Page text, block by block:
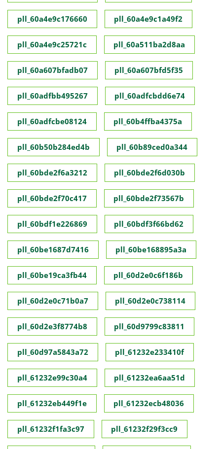
pll_60a4e9c176660 pll_60a4e9c1a49f2
pll_60a4e9c25721c pll_60a511ba2d8aa
pll_60a607bfadb07 pll_60a607bfd5f35
pll_60adfbb495267 pll_60adfcbdd6e74
pll_60adfcbe08124 pll_60b4ffba4375a
pll_60b50b284ed4b pll_60b89ced0a344
pll_60bde2f6a3212 pll_60bde2f6d030b
pll_60bde2f70c417 pll_60bde2f73567b
pll_60bdf1e226869 pll_60bdf3f66bd62
pll_60be1687d7416 pll_60be168895a3a
pll_60be19ca3fb44 pll_60d2e0c6f186b
pll_60d2e0c71b0a7 pll_60d2e0c738114
pll_60d2e3f8774b8 pll_60d9799c83811
pll_60d97a5843a72 pll_61232e233410f
pll_61232e99c30a4 pll_61232ea6aa51d
pll_61232eb449f1e pll_61232ecb48036
pll_61232f1fa3c97 pll_61232f29f3cc9